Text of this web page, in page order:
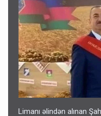
Limanı əlindən alınan